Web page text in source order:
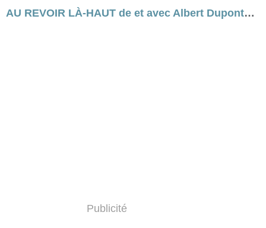
AU REVOIR LÀ-HAUT de et avec Albert Dupontel [critique]
Publicité